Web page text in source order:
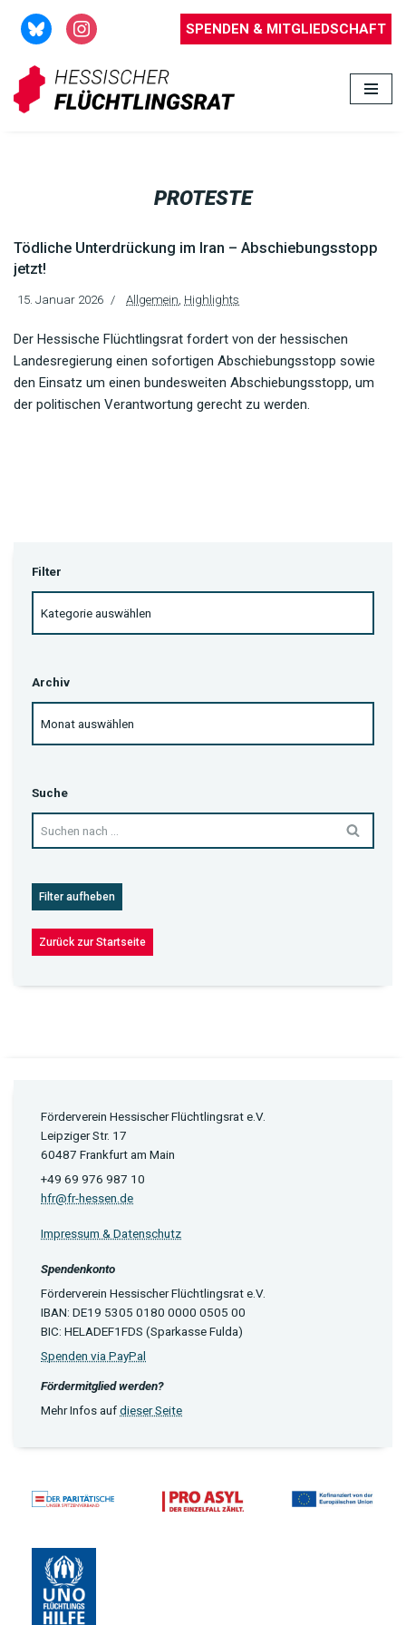
Zum
Inhalt
springen
SPENDEN & MITGLIEDSCHAFT
PROTESTE
Tödliche Unterdrückung im Iran – Abschiebungsstopp
jetzt!
15. Januar 2026 Allgemein Highlights
Der Hessische Flüchtlingsrat fordert von der hessischen
Landesregierung einen sofortigen Abschiebungsstopp sowie
den Einsatz um einen bundesweiten Abschiebungsstopp, um
der politischen Verantwortung gerecht zu werden.
Filter
Archiv
Suche
Filter aufheben
Zurück zur Startseite
Förderverein Hessischer Flüchtlingsrat e.V.
Leipziger Str. 17
60487 Frankfurt am Main
+49 69 976 987 10
hfr@fr-hessen.de
Impressum & Datenschutz
Spendenkonto
Förderverein Hessischer Flüchtlingsrat e.V.
IBAN: DE19 5305 0180 0000 0505 00
BIC: HELADEF1FDS (Sparkasse Fulda)
Spenden via PayPal
Fördermitglied werden?
Mehr Infos aufdieser Seite